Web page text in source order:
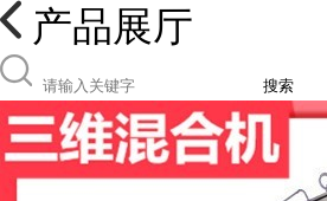
产品展厅
搜索